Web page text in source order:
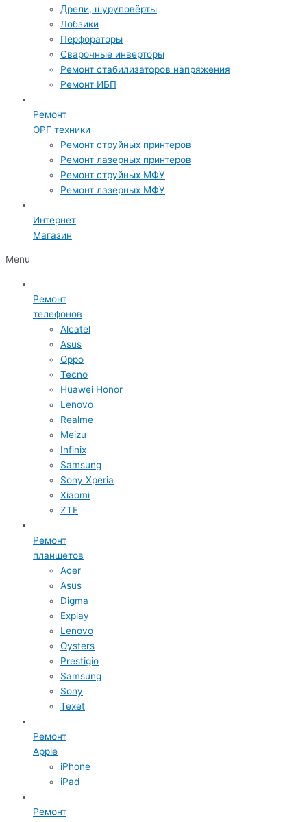
Дрели, шуруповёрты
Лобзики
Перфораторы
Сварочные инверторы
Ремонт стабилизаторов напряжения
Ремонт ИБП
Ремонт
ОРГ техники
Ремонт струйных принтеров
Ремонт лазерных принтеров
Ремонт струйных МФУ
Ремонт лазерных МФУ
Интернет
Магазин
Menu
Ремонт
телефонов
Alcatel
Asus
Oppo
Tecno
Huawei Honor
Lenovo
Realme
Meizu
Infinix
Samsung
Sony Xperia
Xiaomi
ZTE
Ремонт
планшетов
Acer
Asus
Digma
Explay
Lenovo
Oysters
Prestigio
Samsung
Sony
Texet
Ремонт
Apple
iPhone
iPad
Ремонт